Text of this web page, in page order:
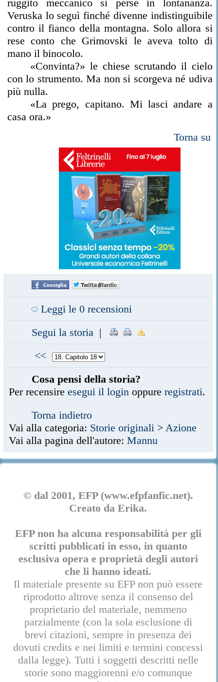
ruggito meccanico si perse in lontananza.
Veruska lo seguì finché divenne indistinguibile
contro il fianco della montagna. Solo allora si
rese conto che Grimovski le aveva tolto di
mano il binocolo.
«Convinta?» le chiese scrutando il cielo
con lo strumento. Ma non si scorgeva né udiva
più nulla.
«La prego, capitano. Mi lasci andare a
casa ora.»
Torna su
Leggi le 0 recensioni
Segui la storia |
<<
Cosa pensi della storia?
Per recensire esegui il login oppure registrati.
Torna indietro
Vai alla categoria: Storie originali > Azione
Vai alla pagina dell'autore: Mannu
© dal 2001, EFP (www.efpfanfic.net).
Creato da Erika.
EFP non ha alcuna responsabilità per gli
scritti pubblicati in esso, in quanto
esclusiva opera e proprietà degli autori
che li hanno ideati.
Il materiale presente su EFP non può essere
riprodotto altrove senza il consenso del
proprietario del materiale, nemmeno
parzialmente (con la sola esclusione di
brevi citazioni, sempre in presenza dei
dovuti credits e nei limiti e termini concessi
dalla legge). Tutti i soggetti descritti nelle
storie sono maggiorenni e/o comunque